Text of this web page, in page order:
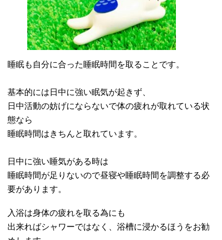
睡眠も自分に合った睡眠時間を取ることです。
基本的には日中に強い眠気が起きず、
日中活動の妨げにならないで体の疲れが取れている状
態なら
睡眠時間はきちんと取れています。
日中に強い睡気がある時は
睡眠時間が足りないので昼寝や睡眠時間を調整する必
要があります。
入浴は身体の疲れを取る為にも
出来ればシャワーではなく、浴槽に浸かるほうをお勧